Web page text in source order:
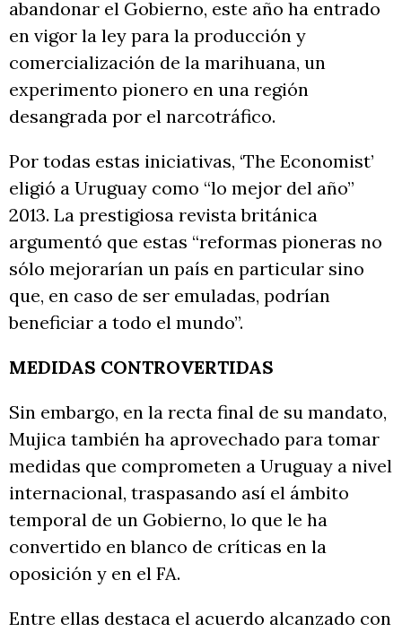
abandonar el Gobierno, este año ha entrado
en vigor la ley para la producción y
comercialización de la marihuana, un
experimento pionero en una región
desangrada por el narcotráfico.
Por todas estas iniciativas, ‘The Economist’
eligió a Uruguay como “lo mejor del año”
2013. La prestigiosa revista británica
argumentó que estas “reformas pioneras no
sólo mejorarían un país en particular sino
que, en caso de ser emuladas, podrían
beneficiar a todo el mundo”.
MEDIDAS CONTROVERTIDAS
Sin embargo, en la recta final de su mandato,
Mujica también ha aprovechado para tomar
medidas que comprometen a Uruguay a nivel
internacional, traspasando así el ámbito
temporal de un Gobierno, lo que le ha
convertido en blanco de críticas en la
oposición y en el FA.
Entre ellas destaca el acuerdo alcanzado con